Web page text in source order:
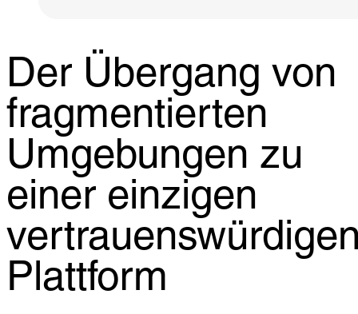
Der Übergang von
fragmentierten
Umgebungen zu
einer einzigen
Plattform